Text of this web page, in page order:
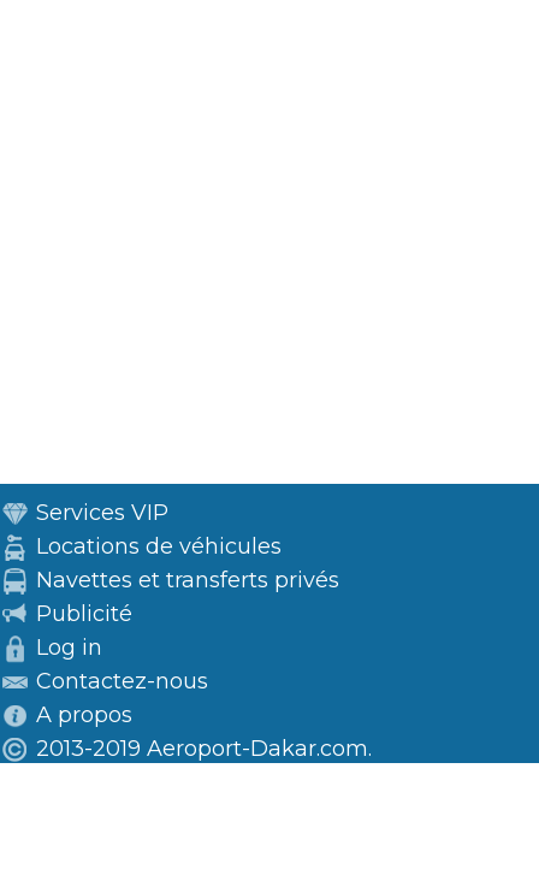
Services VIP
Locations de véhicules
Navettes et transferts privés
Publicité
Log in
Contactez-nous
A propos
2013-2019 Aeroport-Dakar.com.